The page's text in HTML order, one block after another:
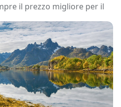
il prezzo migliore per il